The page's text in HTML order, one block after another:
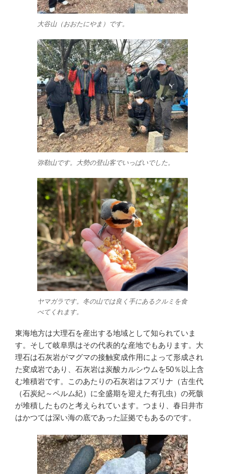
大谷山（おおたにやま）です。
弥勒山です。大勢の登山客でいっぱいでした。
ヤマガラです。冬の山では良く手にあるクルミを食
べてくれます。
東海地方は大理石を産出する地域として知られていま
す。そして岐阜県はその代表的な産地でもあります。大
理石は石灰岩がマグマの接触変成作用によって形成され
た変成岩であり、石灰岩は炭酸カルシウムを50％以上含
む堆積岩です。このあたりの石灰岩はフズリナ（古生代
（石炭紀～ペルム紀）に全盛期を迎えた有孔虫）の死骸
が堆積したものと考えられています。つまり、春日井市
はかつては深い海の底であった証拠でもあるのです。